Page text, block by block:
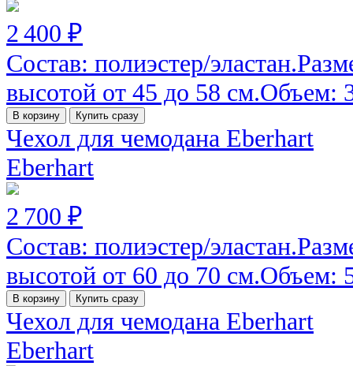
2 400 ₽
Состав: полиэстер/
высотой от 45 до 58 см.Объем:
В корзину Купить сразу
Чехол для чемодана Eberhart
Eberhart
2 700 ₽
Состав: полиэстер/
высотой от 60 до 70 см.Объем:
В корзину Купить сразу
Чехол для чемодана Eberhart
Eberhart